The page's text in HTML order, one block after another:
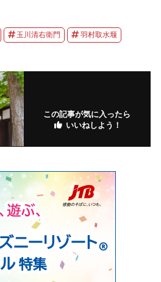
玉川清右衛門 羽村取水堰
この記事が気に入ったら
いいねしよう！